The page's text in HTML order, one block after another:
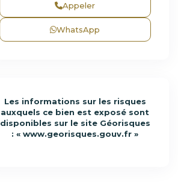
Appeler
WhatsApp
Les informations sur les risques
auxquels ce bien est exposé sont
disponibles sur le site Géorisques
: «www.georisques.gouv.fr »